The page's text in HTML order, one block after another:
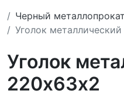
Черный металлопрокат
Уголок
Уголок
220х63х2